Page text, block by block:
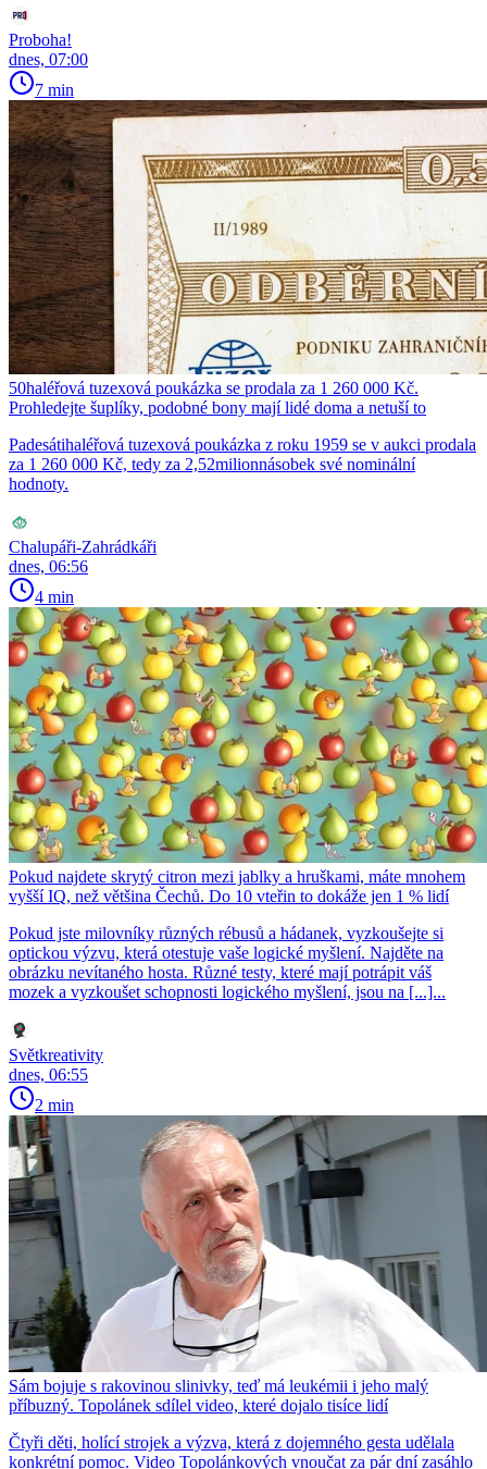
Proboha!
dnes, 07:00
7 min
50haléřová tuzexová poukázka se prodala za 1 260 000 Kč.
Prohledejte šuplíky, podobné bony mají lidé doma a netuší to
Padesátihaléřová tuzexová poukázka z roku 1959 se v aukci prodala
za 1 260 000 Kč, tedy za 2,52milionnásobek své nominální
hodnoty.
Chalupáři-Zahrádkáři
dnes, 06:56
4 min
Pokud najdete skrytý citron mezi jablky a hruškami, máte mnohem
vyšší IQ, než většina Čechů. Do 10 vteřin to dokáže jen 1 % lidí
Pokud jste milovníky různých rébusů a hádanek, vyzkoušejte si
optickou výzvu, která otestuje vaše logické myšlení. Najděte na
obrázku nevítaného hosta. Různé testy, které mají potrápit váš
mozek a vyzkoušet schopnosti logického myšlení, jsou na [...]...
Světkreativity
dnes, 06:55
2 min
Sám bojuje s rakovinou slinivky, teď má leukémii i jeho malý
příbuzný. Topolánek sdílel video, které dojalo tisíce lidí
Čtyři děti, holící strojek a výzva, která z dojemného gesta udělala
konkrétní pomoc. Video Topolánkových vnoučat za pár dní zasáhlo